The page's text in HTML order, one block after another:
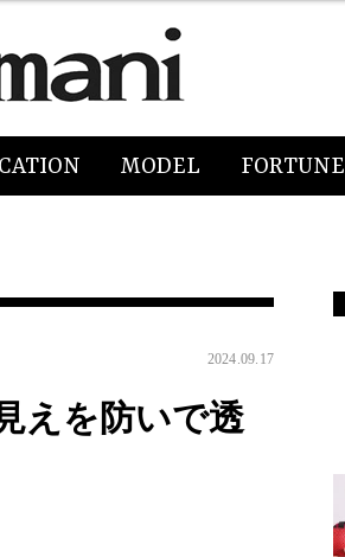
MODEL FORTUNE
2024.09.17
えを防いで透